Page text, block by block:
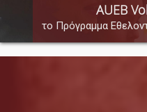
AUEB
το Πρόγραμμα